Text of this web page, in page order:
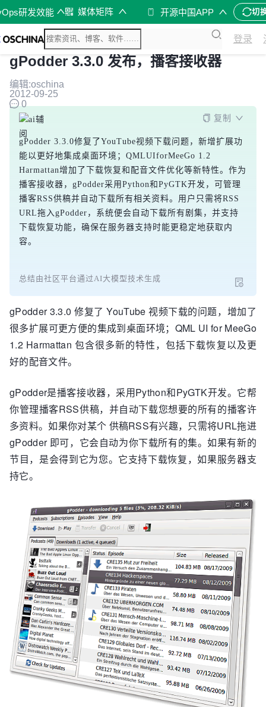
研发效能 媒体矩阵 开源中国APP 切
登录
gPodder 3.3.0 发布，播客接收器
编辑:oschina
2012-09-25
0
复制
gPodder 3.3.0修复了YouTube视频下载问题，新增扩展功
能以更好地集成桌面环境；QMLUIforMeeGo 1.2
Harmattan增加了下载恢复和配音文件优化等新特性。作为
播客接收器，gPodder采用Python和PyGTK开发，可管理
播客RSS供稿并自动下载所有相关资料。用户只需将RSS
URL拖入gPodder，系统便会自动下载所有剧集，并支持
下载恢复功能，确保在服务器支持时能更稳定地获取内
容。
总结由社区平台通过AI大模型技术生成
gPodder 3.3.0 修复了 YouTube 视频下载的问题，增加了
很多扩展可更方便的集成到桌面环境；QML UI for MeeGo
1.2 Harmattan 包含很多新的特性，包括下载恢复以及更
好的配音文件。
gPodder是播客接收器，采用Python和PyGTK开发。它帮
你管理播客RSS供稿，并自动下载您想要的所有的播客许
多资料。如果你对某个 供稿RSS有兴趣，只需将URL拖进
gPodder 即可，它会自动为你下载所有的集。如果有新的
节目，是会得到它为您。它支持下载恢复，如果服务器支
持它。